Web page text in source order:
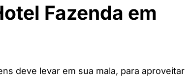
Fazenda em
deve levar em sua mala, para aproveitar